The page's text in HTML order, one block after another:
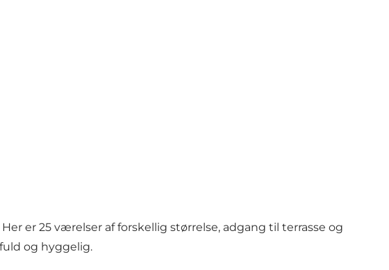
er 25 værelser af forskellig størrelse, adgang til terrasse og
og hyggelig.